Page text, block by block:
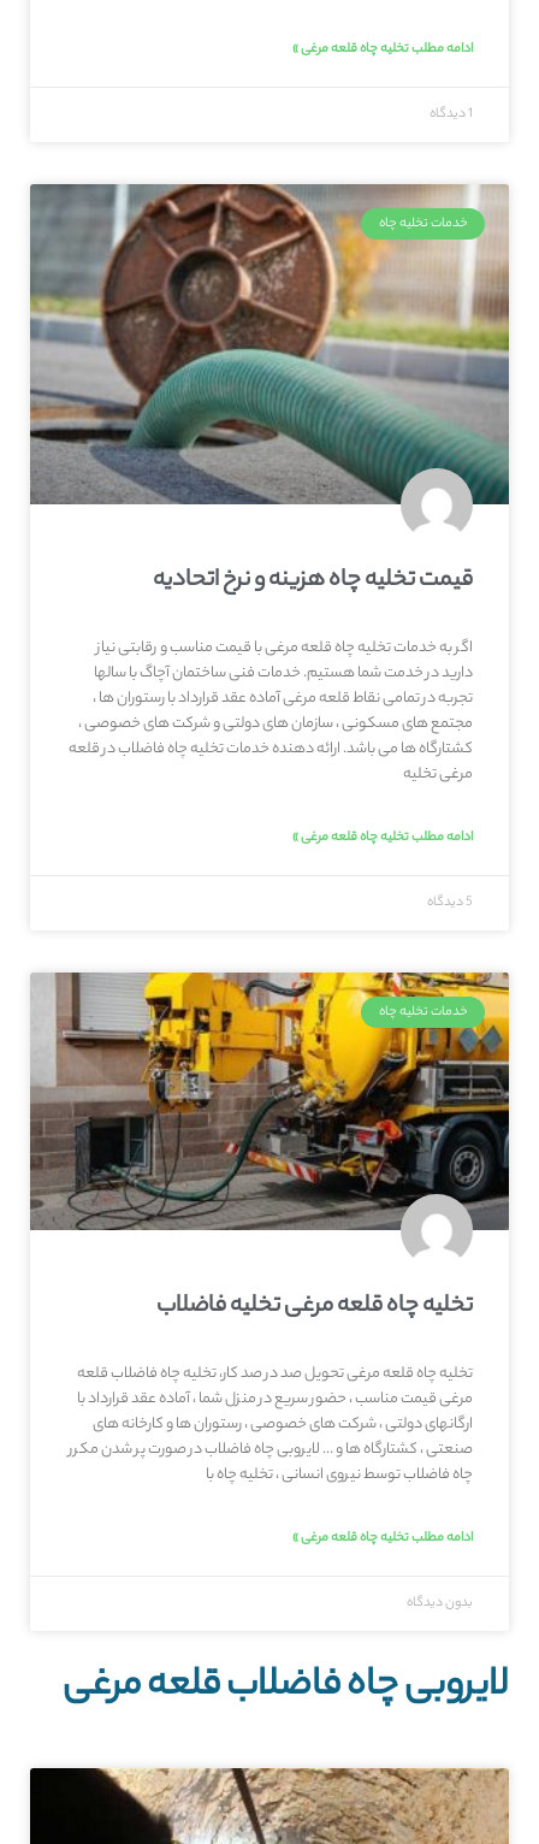
ادامه مطلب تخلیه چاه قلعه‌ مرغی »
1 دیدگاه
خدمات تخلیه چاه
قیمت تخلیه چاه هزینه و نرخ اتحادیه
اگر به خدمات تخلیه چاه قلعه‌ مرغی با قیمت مناسب و رقابتی نیاز
دارید در خدمت شما هستیم. خدمات فنی ساختمان آچاگ با سالها
تجربه در تمامی نقاط قلعه‌ مرغی آماده عقد قرارداد با رستوران ها ،
مجتمع های مسکونی ، سازمان های دولتی و شرکت های خصوصی ،
کشتارگاه ها می باشد. ارائه دهنده خدمات تخلیه چاه فاضلاب در قلعه‌
مرغی تخلیه
ادامه مطلب تخلیه چاه قلعه‌ مرغی »
5 دیدگاه
خدمات تخلیه چاه
تخلیه چاه قلعه‌ مرغی تخلیه فاضلاب
تخلیه چاه قلعه‌ مرغی تحویل صد در صد کار، تخلیه چاه فاضلاب قلعه‌
مرغی قیمت مناسب ، حضور سریع در منزل شما ، آماده عقد قرارداد با
ارگانهای دولتی ، شرکت های خصوصی ، رستوران ها و کارخانه های
صنعتی ، کشتارگاه ها و … لایروبی چاه فاضلاب در صورت پر شدن مکرر
چاه فاضلاب توسط نیروی انسانی ، تخلیه چاه با
ادامه مطلب تخلیه چاه قلعه‌ مرغی »
بدون دیدگاه
لایروبی چاه فاضلاب قلعه‌ مرغی